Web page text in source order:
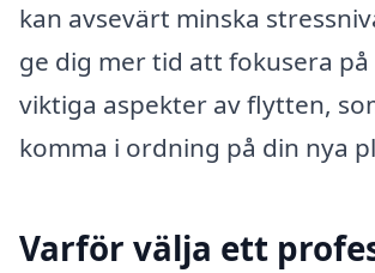
kan avsevärt minska
ge dig mer tid att fokusera på
viktiga aspekter av flytten,
komma i ordning på din nya
Varför välja ett